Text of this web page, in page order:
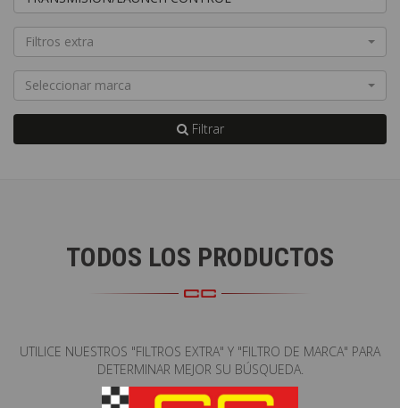
Filtros extra
Seleccionar marca
Filtrar
TODOS LOS PRODUCTOS
UTILICE NUESTROS "FILTROS EXTRA" Y "FILTRO DE MARCA" PARA
DETERMINAR MEJOR SU BÚSQUEDA.